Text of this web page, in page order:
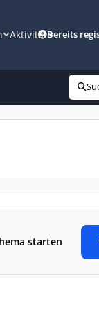
AktivitätBereits
starten